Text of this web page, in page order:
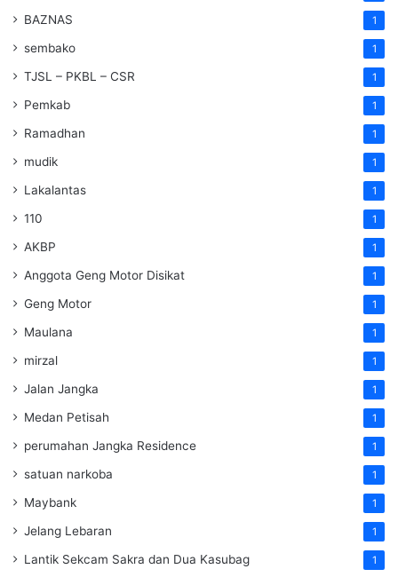
BAZNAS 1
sembako 1
TJSL – PKBL – CSR 1
Pemkab 1
Ramadhan 1
mudik 1
Lakalantas 1
110 1
AKBP 1
Anggota Geng Motor Disikat 1
Geng Motor 1
Maulana 1
mirzal 1
Jalan Jangka 1
Medan Petisah 1
perumahan Jangka Residence 1
satuan narkoba 1
Maybank 1
Jelang Lebaran 1
Lantik Sekcam Sakra dan Dua Kasubag 1